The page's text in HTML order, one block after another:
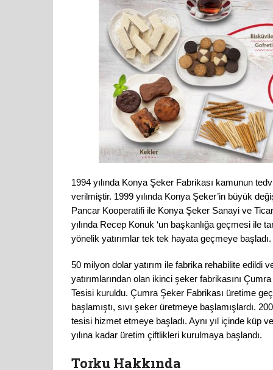
1994 yılında Konya Şeker Fabrikası kamunun
verilmiştir. 1999 yılında Konya Şeker’in büyük
Pancar Kooperatifi ile Konya Şeker Sanayi ve
yılında Recep Konuk ‘un başkanlığa geçmesi ile
yönelik yatırımlar tek tek hayata geçmeye başladı.
50 milyon dolar yatırım ile fabrika rehabilite edildi
yatırımlarından olan ikinci şeker fabrikasını
Tesisi kuruldu. Çumra Şeker Fabrikası üretime
başlamıştı, sıvı şeker üretmeye başlamışlardı.
tesisi hizmet etmeye başladı. Aynı yıl içinde küp
yılına kadar üretim çiftlikleri kurulmaya başlandı.
Torku Hakkında